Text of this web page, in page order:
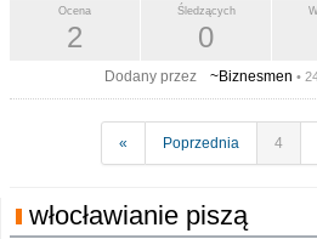
Śledzących
0
Ocena
2
Dodany przez ~Biznesmen •
« Poprzednia 4
włocławianie piszą